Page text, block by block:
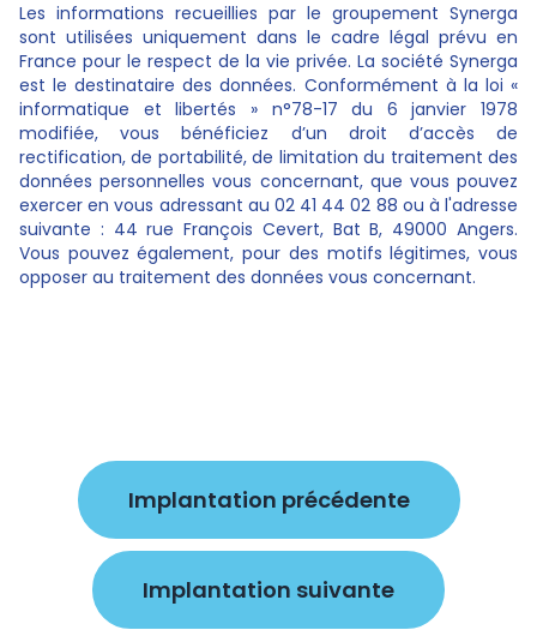
Les informations recueillies par le groupement Synerga
sont utilisées uniquement dans le cadre légal prévu en
France pour le respect de la vie privée. La société Synerga
est le destinataire des données. Conformément à la loi «
informatique et libertés » n°78-17 du 6 janvier 1978
modifiée, vous bénéficiez d’un droit d’accès de
rectification, de portabilité, de limitation du traitement des
données personnelles vous concernant, que vous pouvez
exercer en vous adressant au 02 41 44 02 88 ou à l'adresse
suivante : 44 rue François Cevert, Bat B, 49000 Angers.
Vous pouvez également, pour des motifs légitimes, vous
opposer au traitement des données vous concernant.
Implantation précédente
Implantation suivante